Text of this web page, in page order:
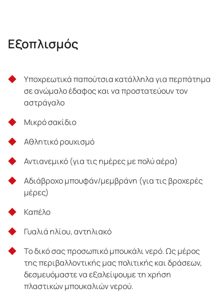
Υπηρεσία Μεταφοράς από/προς το κατάλυμα σας
ζητηθεί)
Ασφάλεια αστικής ευθύνης
Μη Παρεχόμενα
Ό,τι δεν αναφέρεται στα παρεχόμενα
Φιλοδωρήματα
Εξοπλισμός
Υποχρεωτικά παπούτσια κατάλληλα για περπάτημα
σε ανώμαλο έδαφος και να προστατεύουν τον
αστράγαλο
Μικρό σακίδιο
Αθλητικό ρουχισμό
Αντιανεμικό (για τις ημέρες με πολύ αέρα)
Αδιάβροχο μπουφάν/μεμβράνη (για τις βροχερές
μέρες)
Καπέλο
Γυαλιά ηλίου, αντηλιακό
Το δικό σας προσωπικό μπουκάλι νερό. Ως μέρος
της περιβαλλοντικής μας πολιτικής και δράσεων,
δεσμευόμαστε να εξαλείψουμε τη χρήση
πλαστικών μπουκαλιών νερού.